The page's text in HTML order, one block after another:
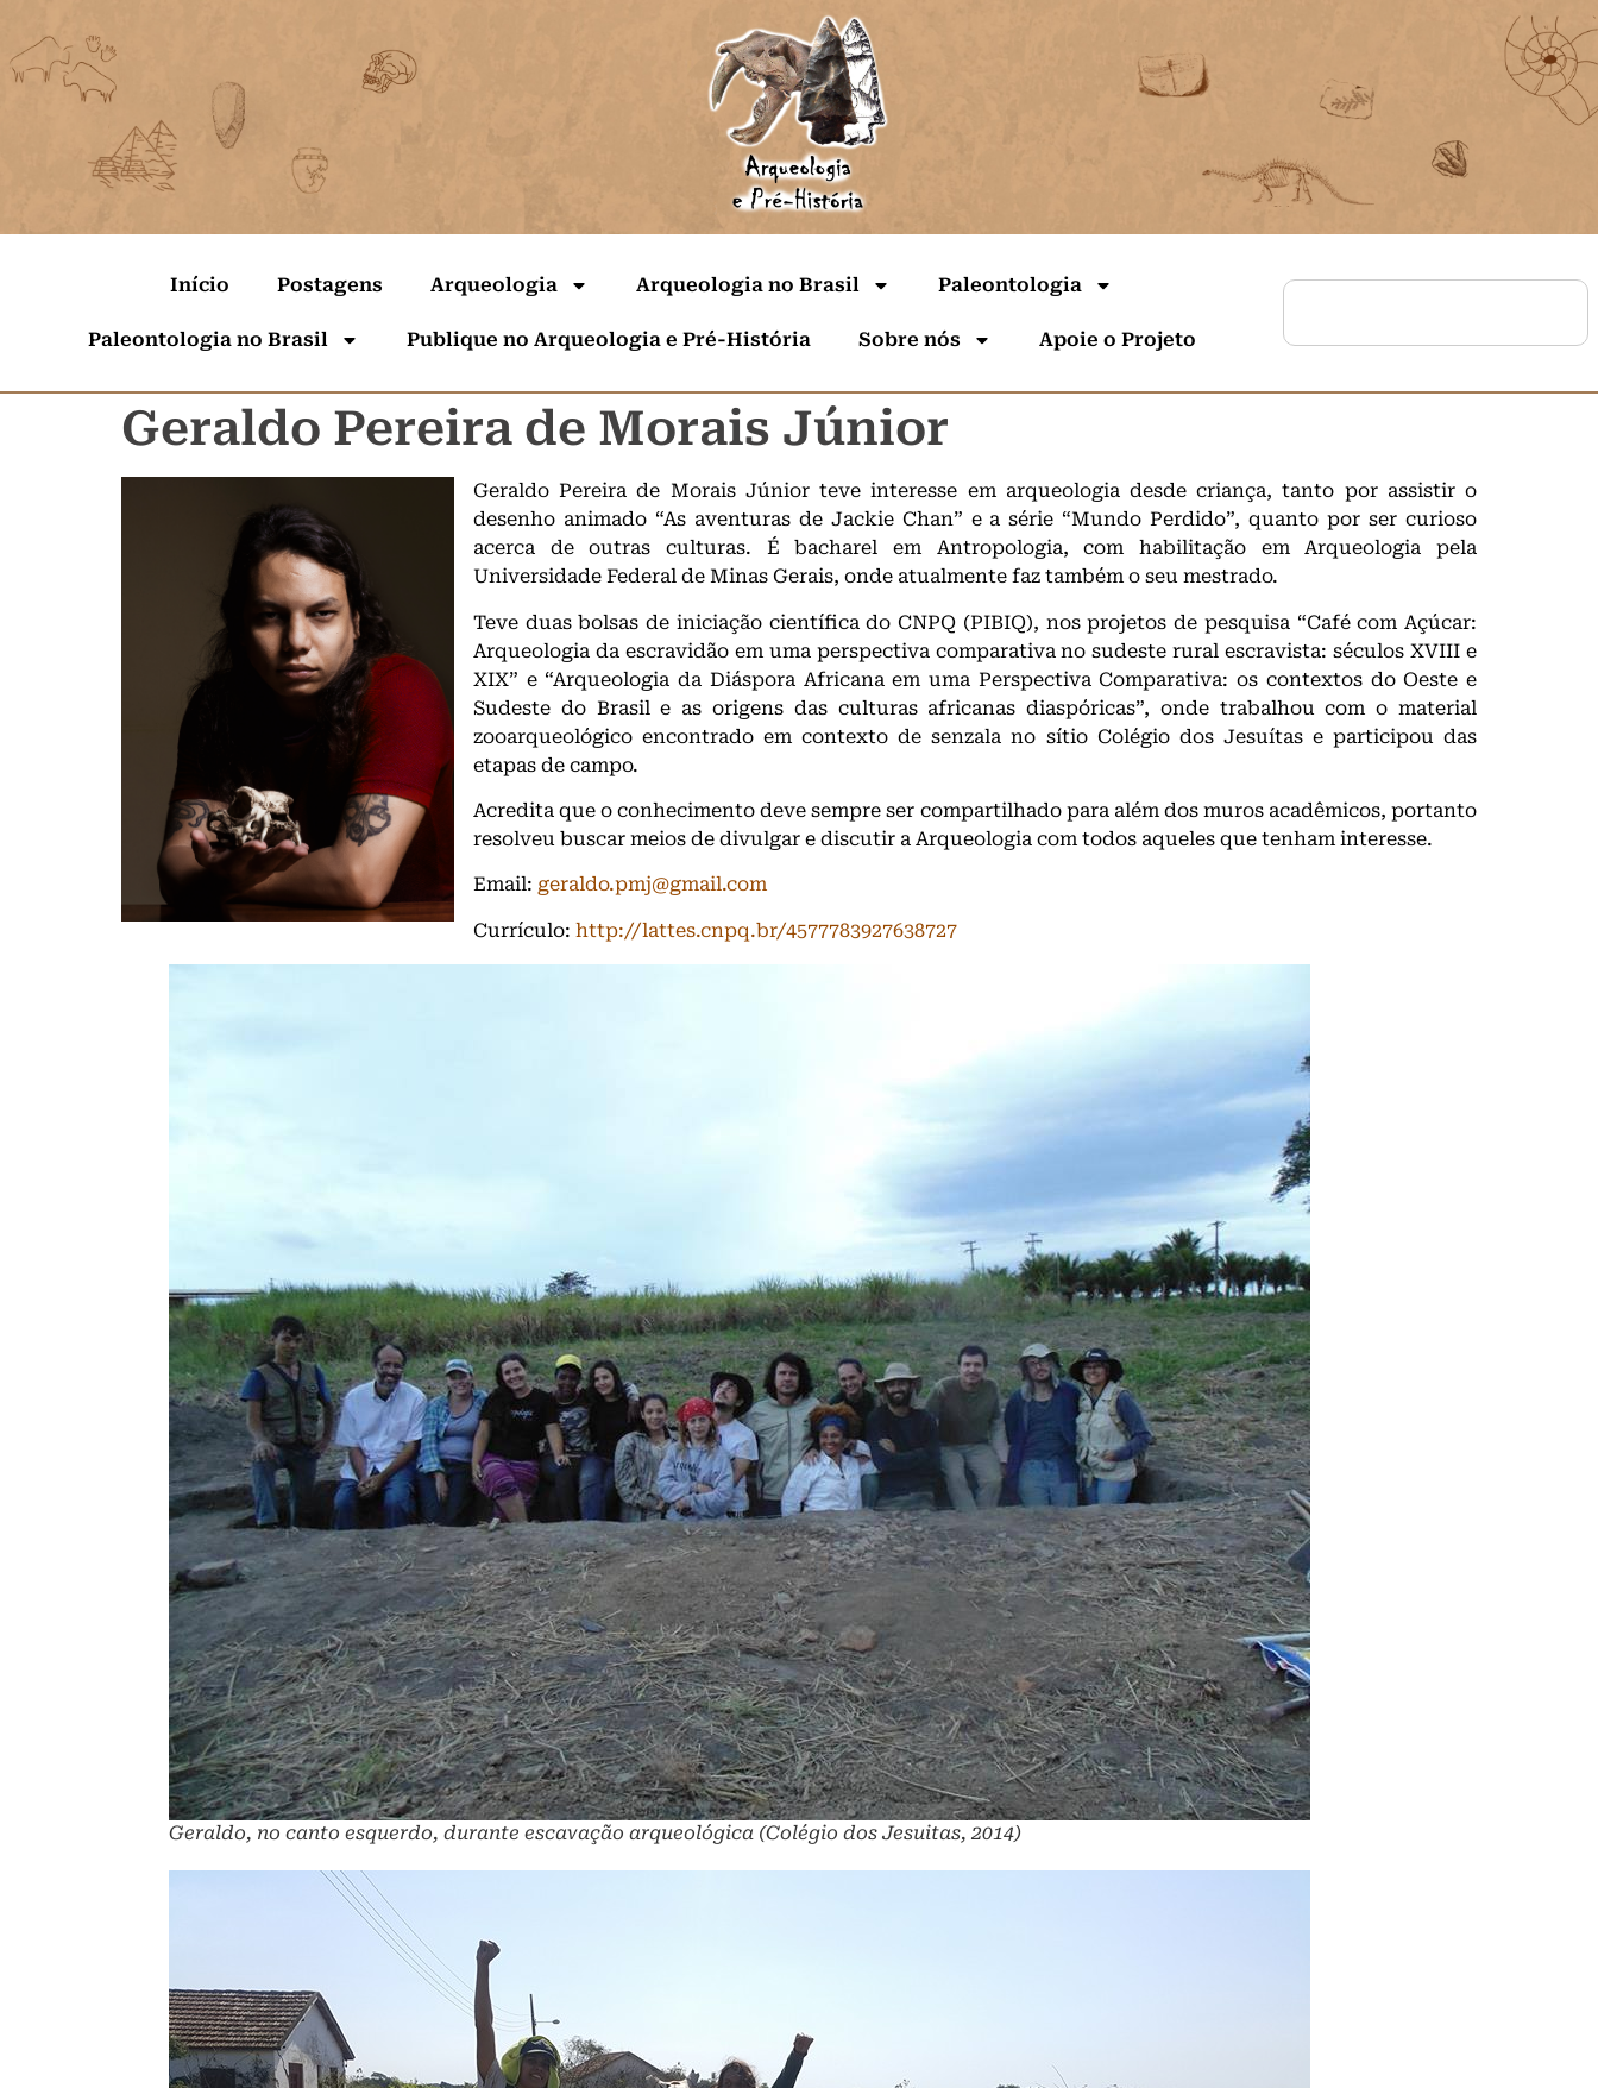
Início Postagens Arqueologia Arqueologia no Brasil Paleontologia
Paleontologia no Brasil Publique no Arqueologia e Pré-História Sobre nós Apoie o Projeto
Geraldo Pereira de Morais Júnior
Geraldo Pereira de Morais Júnior teve interesse em arqueologia desde criança, tanto por assistir o
desenho animado “As aventuras de Jackie Chan” e a série “Mundo Perdido”, quanto por ser curioso
acerca de outras culturas. É bacharel em Antropologia, com habilitação em Arqueologia pela
Universidade Federal de Minas Gerais, onde atualmente faz também o seu mestrado.
Teve duas bolsas de iniciação científica do CNPQ (PIBIQ), nos projetos de pesquisa “Café com Açúcar:
Arqueologia da escravidão em uma perspectiva comparativa no sudeste rural escravista: séculos XVIII e
XIX” e “Arqueologia da Diáspora Africana em uma Perspectiva Comparativa: os contextos do Oeste e
Sudeste do Brasil e as origens das culturas africanas diaspóricas”, onde trabalhou com o material
zooarqueológico encontrado em contexto de senzala no sítio Colégio dos Jesuítas e participou das
etapas de campo.
Acredita que o conhecimento deve sempre ser compartilhado para além dos muros acadêmicos, portanto
resolveu buscar meios de divulgar e discutir a Arqueologia com todos aqueles que tenham interesse.
Email: geraldo.pmj@gmail.com
Currículo: http://lattes.cnpq.br/4577783927638727
Geraldo, no canto esquerdo, durante escavação arqueológica (Colégio dos Jesuitas, 2014)